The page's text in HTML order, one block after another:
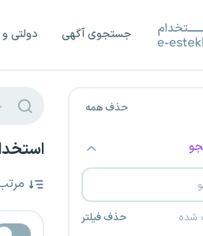
جستجوی آگهی دولتی
حذف همه
حذف فیلتر